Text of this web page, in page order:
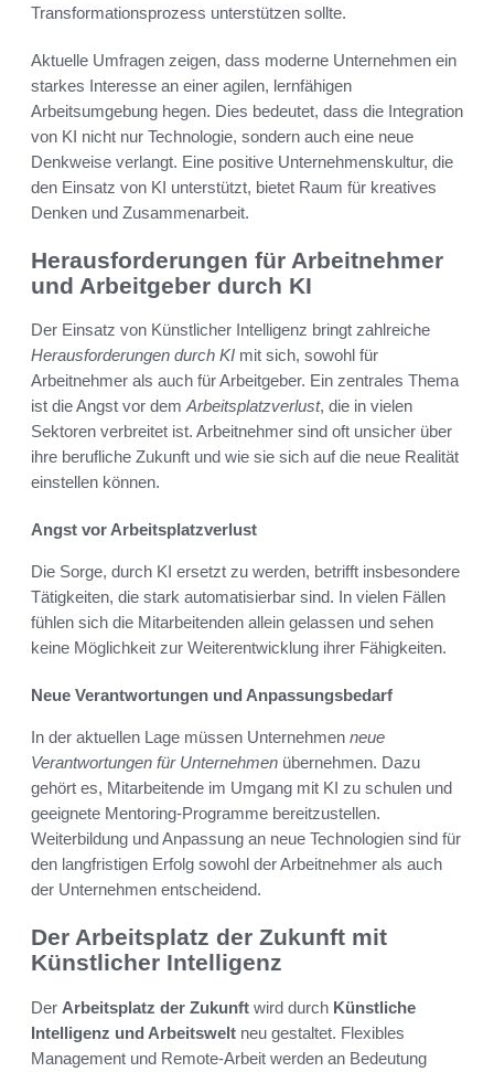
Transformationsprozess unterstützen sollte.
Aktuelle Umfragen zeigen, dass moderne Unternehmen ein
starkes Interesse an einer agilen, lernfähigen
Arbeitsumgebung hegen. Dies bedeutet, dass die Integration
von KI nicht nur Technologie, sondern auch eine neue
Denkweise verlangt. Eine positive Unternehmenskultur, die
den Einsatz von KI unterstützt, bietet Raum für kreatives
Denken und Zusammenarbeit.
Herausforderungen für Arbeitnehmer
und Arbeitgeber durch KI
Der Einsatz von Künstlicher Intelligenz bringt zahlreiche
Herausforderungen durch KI mit sich, sowohl für
Arbeitnehmer als auch für Arbeitgeber. Ein zentrales Thema
ist die Angst vor dem Arbeitsplatzverlust, die in vielen
Sektoren verbreitet ist. Arbeitnehmer sind oft unsicher über
ihre berufliche Zukunft und wie sie sich auf die neue Realität
einstellen können.
Angst vor Arbeitsplatzverlust
Die Sorge, durch KI ersetzt zu werden, betrifft insbesondere
Tätigkeiten, die stark automatisierbar sind. In vielen Fällen
fühlen sich die Mitarbeitenden allein gelassen und sehen
keine Möglichkeit zur Weiterentwicklung ihrer Fähigkeiten.
Neue Verantwortungen und Anpassungsbedarf
In der aktuellen Lage müssen Unternehmen neue
Verantwortungen für Unternehmen übernehmen. Dazu
gehört es, Mitarbeitende im Umgang mit KI zu schulen und
geeignete Mentoring-Programme bereitzustellen.
Weiterbildung und Anpassung an neue Technologien sind für
den langfristigen Erfolg sowohl der Arbeitnehmer als auch
der Unternehmen entscheidend.
Der Arbeitsplatz der Zukunft mit
Künstlicher Intelligenz
Der Arbeitsplatz der Zukunft wird durch Künstliche
Intelligenz und Arbeitswelt neu gestaltet. Flexibles
Management und Remote-Arbeit werden an Bedeutung